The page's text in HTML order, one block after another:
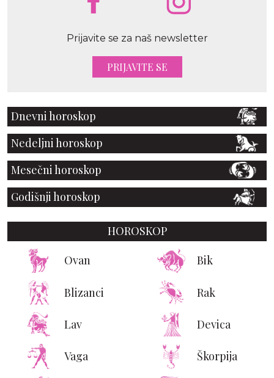
Prijavite se za naš newsletter
PRIJAVITE SE
Dnevni horoskop
Nedeljni horoskop
Mesečni horoskop
Godišnji horoskop
HOROSKOP
Ovan Bik
Blizanci Rak
Lav Devica
Vaga Škorpija